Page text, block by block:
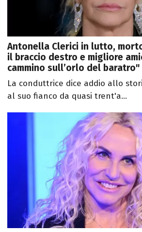
Antonella Clerici in lutto,
il braccio destro e migliore
cammino sull’orlo del baratro"
La conduttrice dice addio allo
al suo fianco da quasi trent'a...